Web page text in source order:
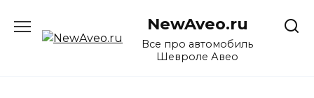
содержанию
NewAveo.ru
Все про автомобиль
Шевроле Авео